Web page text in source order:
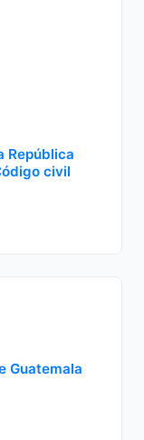
República
civil
Guatemala